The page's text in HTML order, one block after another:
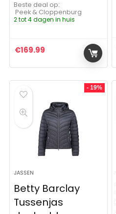
Beste deal op:
Peek & Cloppenburg
2 tot 4 dagen in huis
€169.99
- 19%
JASSEN
Betty Barclay
Tussenjas